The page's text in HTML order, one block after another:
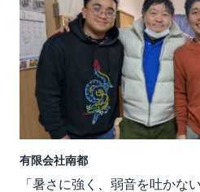
有限会社南都
「暑さに強く、弱音を吐かな